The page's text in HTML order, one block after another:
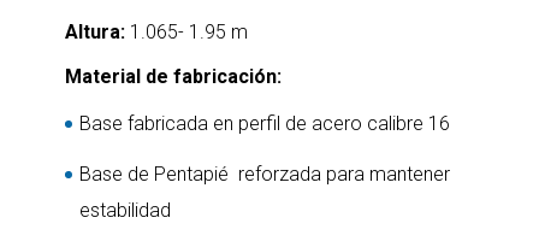
Altura:1.065- 1.95 m
Material de fabricación:
Base fabricada en perfil de acero calibre 16
Base de Pentapié reforzada para mantener
estabilidad